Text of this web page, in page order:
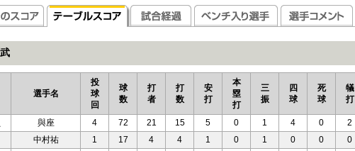
選手名
投
球
回
球
数
打
者
打
数
安
打
本
塁
打
三
振
四
球
死
球
犠
打
與座 4 72 21 15 5 0 1 4 0 2
中村祐
1 17 4 4 1 0 1 0 0 0